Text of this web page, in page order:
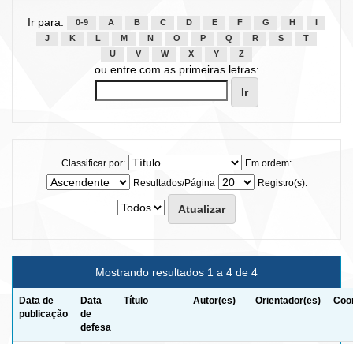
Ir para: 0-9 A B C D E F G H
J
K L M N O P Q R S
T
U
V W X Y Z
ou entre com as primeiras letras:
Classificar por:
Em ordem:
Resultados/Página
Registro(s):
Mostrando resultados 1 a 4 de 4
Data de
publicação
Data
de
defesa
Título Autor(es) Orientador(es)